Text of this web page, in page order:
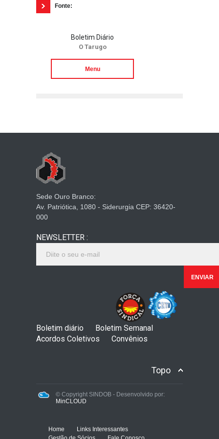
Fonte:
Boletim Diário
O Tarugo
Menu
Sede Ouro Branco:
Av. Patriótica, 1080 - Siderurgia CEP: 36420-
000
NEWSLETTER :
Boletim diário
Boletim Semanal
Acordos Coletivos
Convênios
Topo
© Copyright SINDOB - Desenvolvido por:
MinCLOUD
Home
Links Interessantes